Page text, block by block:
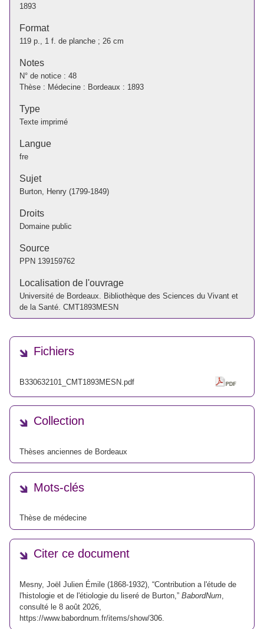
1893
Format
119 p., 1 f. de planche ; 26 cm
Notes
N° de notice : 48
Thèse : Médecine : Bordeaux : 1893
Type
Texte imprimé
Langue
fre
Sujet
Burton, Henry (1799-1849)
Droits
Domaine public
Source
PPN 139159762
Localisation de l'ouvrage
Université de Bordeaux. Bibliothèque des Sciences du Vivant et
de la Santé. CMT1893MESN
Fichiers
B330632101_CMT1893MESN.pdf
Collection
Thèses anciennes de Bordeaux
Mots-clés
Thèse de médecine
Citer ce document
Mesny, Joël Julien Émile (1868-1932), “Contribution a l'étude de
l'histologie et de l'étiologie du liseré de Burton,” BabordNum
consulté le 8 août 2026,
https://www.babordnum.fr/items/show/306